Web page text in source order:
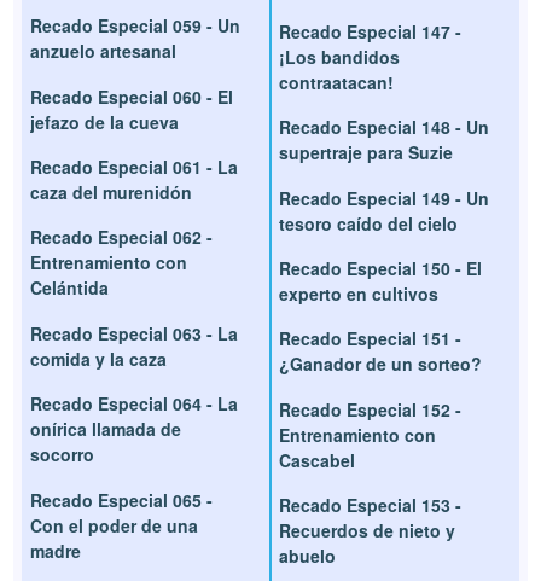
Recado Especial 059 - Un
anzuelo artesanal
Recado Especial 060 - El
jefazo de la cueva
Recado Especial 061 - La
caza del murenidón
Recado Especial 062 -
Entrenamiento con
Celántida
Recado Especial 063 - La
comida y la caza
Recado Especial 064 - La
onírica llamada de
socorro
Recado Especial 065 -
Con el poder de una
madre
Recado Especial 147 -
¡Los bandidos
contraatacan!
Recado Especial 148 - Un
supertraje para Suzie
Recado Especial 149 - Un
tesoro caído del cielo
Recado Especial 150 - El
experto en cultivos
Recado Especial 151 -
¿Ganador de un sorteo?
Recado Especial 152 -
Entrenamiento con
Cascabel
Recado Especial 153 -
Recuerdos de nieto y
abuelo